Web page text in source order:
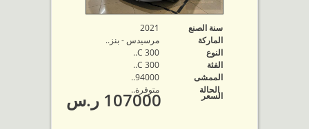
سنة الصنع
2021
الماركة
مرسيدس - بنز..
النوع
C 300..
الفئة
C 300..
الممشى
94000..
الحالة
متوفرة‬..
السعر 107000 ر.س